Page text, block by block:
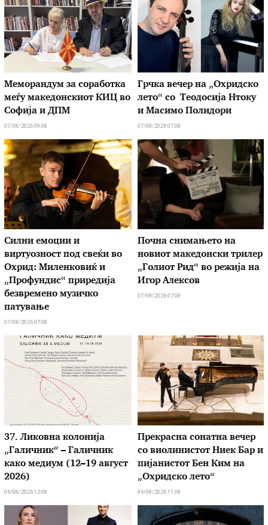
Меморандум за соработка
меѓу македонскиот КИЦ во
Софија и ДПМ
07/08/2026 09:08
Грчка вечер на „Охридско
лето“ со Теодосија Нтоку
и Масимо Полидори
07/08/2026 07:08
Силни емоции и
виртуозност под свеќи во
Охрид: Миленковиќ и
„Профундис“ приредија
безвремено музичко
патување
07/08/2026 07:08
Почна снимањето на
новиот македонски трилер
„Голиот Рид“ во режија на
Игор Алексов
07/08/2026 07:08
37. Ликовна колонија
„Галичник“ – Галичник
како медиум (12–19 август
2026)
06/08/2026 12:08
Прекрасна сонатна вечер
со виолинистот Ниек Бар и
пијанистот Бен Ким на
„Охридско лето“
06/08/2026 11:08